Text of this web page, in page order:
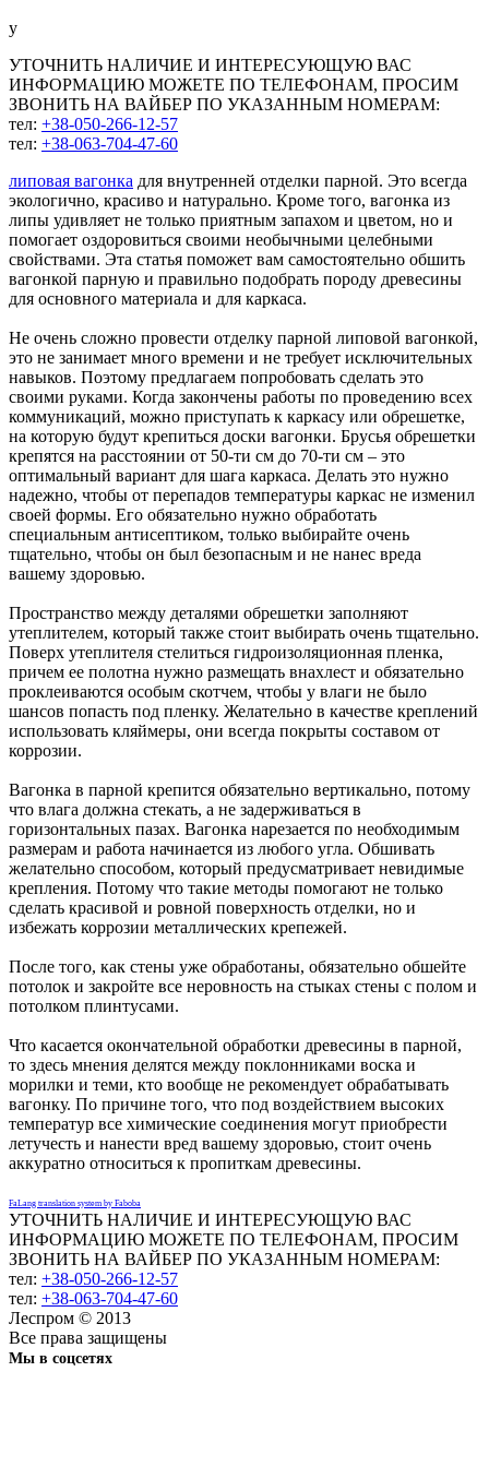
у
УТОЧНИТЬ НАЛИЧИЕ И ИНТЕРЕСУЮЩУЮ ВАС
ИНФОРМАЦИЮ МОЖЕТЕ ПО ТЕЛЕФОНАМ, ПРОСИМ
ЗВОНИТЬ НА ВАЙБЕР ПО УКАЗАННЫМ НОМЕРАМ:
тел: +38-050-266-12-57
тел: +38-063-704-47-60
липовая вагонка для внутренней отделки парной. Это всегда
экологично, красиво и натурально. Кроме того, вагонка из
липы удивляет не только приятным запахом и цветом, но и
помогает оздоровиться своими необычными целебными
свойствами. Эта статья поможет вам самостоятельно обшить
вагонкой парную и правильно подобрать породу древесины
для основного материала и для каркаса.
Не очень сложно провести отделку парной липовой вагонкой,
это не занимает много времени и не требует исключительных
навыков. Поэтому предлагаем попробовать сделать это
своими руками. Когда закончены работы по проведению всех
коммуникаций, можно приступать к каркасу или обрешетке,
на которую будут крепиться доски вагонки. Брусья обрешетки
крепятся на расстоянии от 50-ти см до 70-ти см – это
оптимальный вариант для шага каркаса. Делать это нужно
надежно, чтобы от перепадов температуры каркас не изменил
своей формы. Его обязательно нужно обработать
специальным антисептиком, только выбирайте очень
тщательно, чтобы он был безопасным и не нанес вреда
вашему здоровью.
Пространство между деталями обрешетки заполняют
утеплителем, который также стоит выбирать очень тщательно.
Поверх утеплителя стелиться гидроизоляционная пленка,
причем ее полотна нужно размещать внахлест и обязательно
проклеиваются особым скотчем, чтобы у влаги не было
шансов попасть под пленку. Желательно в качестве креплений
использовать кляймеры, они всегда покрыты составом от
коррозии.
Вагонка в парной крепится обязательно вертикально, потому
что влага должна стекать, а не задерживаться в
горизонтальных пазах. Вагонка нарезается по необходимым
размерам и работа начинается из любого угла. Обшивать
желательно способом, который предусматривает невидимые
крепления. Потому что такие методы помогают не только
сделать красивой и ровной поверхность отделки, но и
избежать коррозии металлических крепежей.
После того, как стены уже обработаны, обязательно обшейте
потолок и закройте все неровность на стыках стены с полом и
потолком плинтусами.
Что касается окончательной обработки древесины в парной,
то здесь мнения делятся между поклонниками воска и
морилки и теми, кто вообще не рекомендует обрабатывать
вагонку. По причине того, что под воздействием высоких
температур все химические соединения могут приобрести
летучесть и нанести вред вашему здоровью, стоит очень
аккуратно относиться к пропиткам древесины.
FaLang translation system by Faboba
УТОЧНИТЬ НАЛИЧИЕ И ИНТЕРЕСУЮЩУЮ ВАС
ИНФОРМАЦИЮ МОЖЕТЕ ПО ТЕЛЕФОНАМ, ПРОСИМ
ЗВОНИТЬ НА ВАЙБЕР ПО УКАЗАННЫМ НОМЕРАМ:
тел: +38-050-266-12-57
тел: +38-063-704-47-60
Леспром © 2013
Все права защищены
Мы в соцсетях